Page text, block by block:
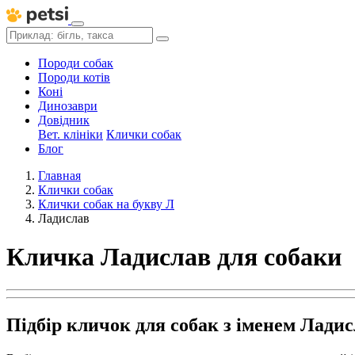
Породи собак
Породи котів
Коні
Динозаври
Довідник
Вет. клініки Клички собак
Блог
Главная
Клички собак
Клички собак на букву Л
Ладислав
Кличка Ладислав для собаки
Підбір кличок для собак з іменем